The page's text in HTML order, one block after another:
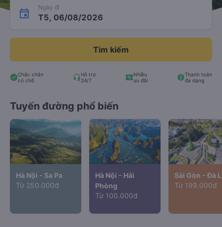
Ngày đi
T5, 06/08/2026
Tìm kiếm
Chắc chắn
có chỗ
Hỗ trợ
24/7
Nhiều
ưu đãi
Thanh toán
đa dạng
Tuyến đường phổ biến
Hà Nội - Sa Pa
Từ 250.000đ
Hà Nội - Hải
Phòng
Từ 100.000đ
Sài Gòn - Đà
Từ 199.000đ